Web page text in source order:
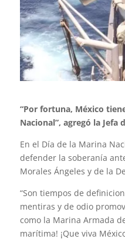
“Por fortuna, México
Nacional”, agregó la Jefa
En el Día de la Marina
defender la soberanía
Morales Ángeles y de la
“Son tiempos de
mentiras y de odio
como la Marina Armada
marítima! ¡Que viva